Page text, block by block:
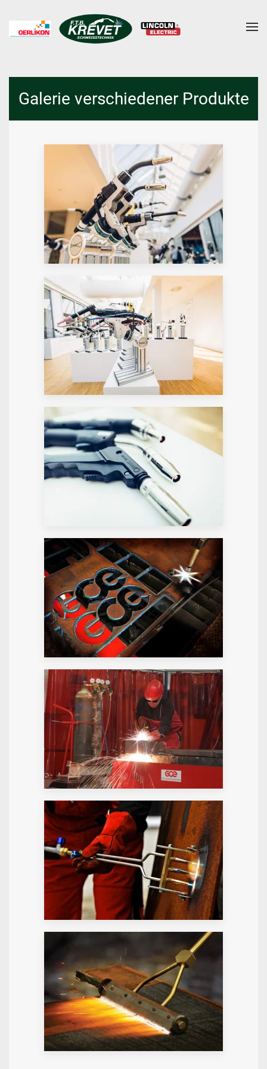
Skip to main content
Galerie verschiedener Produkte
GALERIE STARTEN
GALERIE STARTEN
GALERIE STARTEN
GALERIE STARTEN
GALERIE STARTEN
GALERIE STARTEN
GALERIE STARTEN